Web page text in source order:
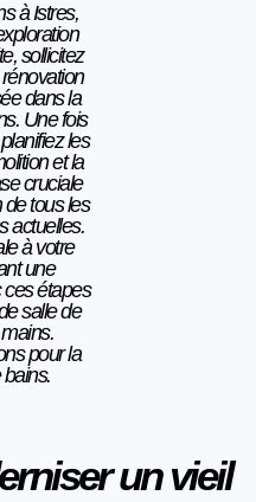
à Istres,
sollicitez
dans la
Une fois
les
et la
cruciale
de tous les
actuelles.
à votre
une
ces étapes
salle de
pour la
un vieil